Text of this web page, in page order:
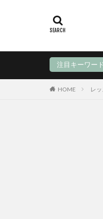
注目キーワード
HOME レ